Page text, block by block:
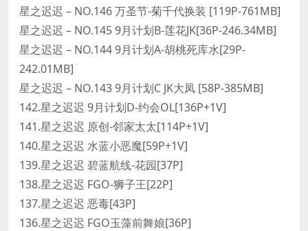
星之迟迟 – NO.146 万圣节-菊千代换装 [119P-761MB]
星之迟迟 – NO.145 9月计划B-莲花JK[36P-246.34MB]
星之迟迟 – NO.144 9月计划A-胡桃死库水[29P-
242.01MB]
星之迟迟 – NO.143 9月计划C JK大凤 [58P-385MB]
142.星之迟迟 9月计划D-约会OL[136P+1V]
141.星之迟迟 原创-邻家太太[114P+1V]
140.星之迟迟 水蓝小恶魔[59P+1V]
139.星之迟迟 碧蓝航线-花园[37P]
138.星之迟迟 FGO-狮子王[22P]
137.星之迟迟 恶毒[43P]
136.星之迟迟 FGO玉藻前舞娘[36P]